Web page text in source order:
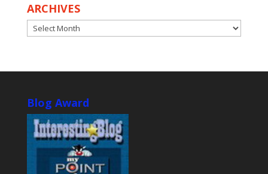
ARCHIVES
ARCHIVES
Blog Award